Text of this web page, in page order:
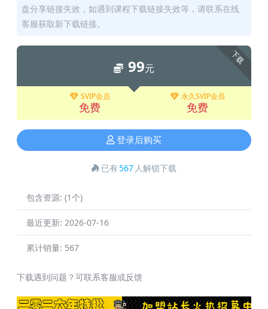
盘分享链接失效，如遇到课程下载链接失效等，请联系在线
客服获取新下载链接。
下载
99元
SVIP会员
免费
永久SVIP会员
免费
登录后购买
已有567 人解锁下载
包含资源: (1个)
最近更新: 2026-07-16
累计销量: 567
下载遇到问题？可联系客服或反馈